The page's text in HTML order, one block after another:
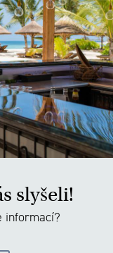
slyšeli!
informací?